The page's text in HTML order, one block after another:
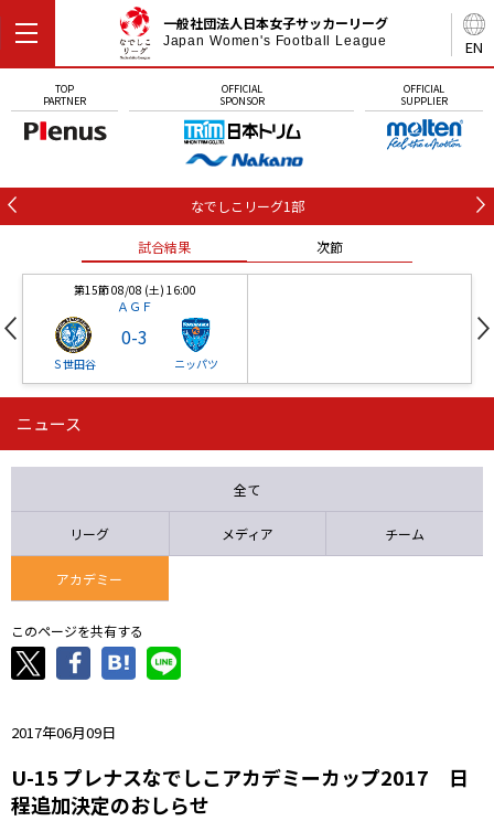
EN
一般社団法人日本女子サッカーリーグ
Japan Women's Football League
TOP
PARTNER
OFFICIAL
SPONSOR
OFFICIAL
SUPPLIER
なでしこリーグ1部
試合結果 次節
第15節 08/08 (土) 16:00
ＡＧＦ
Ｓ世田谷
0-3
ニッパツ
第16節 09/05 (土) 15:00
ニッパツ 石人の星
ニュース
全て
リーグ メディア チーム
アカデミー
このページを共有する
2017年06月09日
U-15 プレナスなでしこアカデミーカップ2017 日
程追加決定のおしらせ